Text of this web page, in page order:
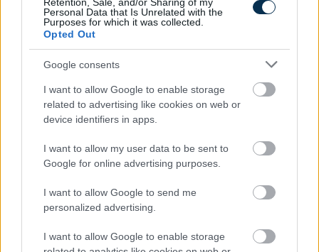
Personal Data that Is Unrelated with the
Purposes for which it was collected.
Opted Out
Google consents
I want to allow Google to enable storage
related to advertising like cookies on web or
device identifiers in apps.
I want to allow my user data to be sent to
Google for online advertising purposes.
I want to allow Google to send me
personalized advertising.
I want to allow Google to enable storage
És ezeket kiszámoltad már?
Milyen szinten beszélsz chatül?
KISZÁMOLOM!